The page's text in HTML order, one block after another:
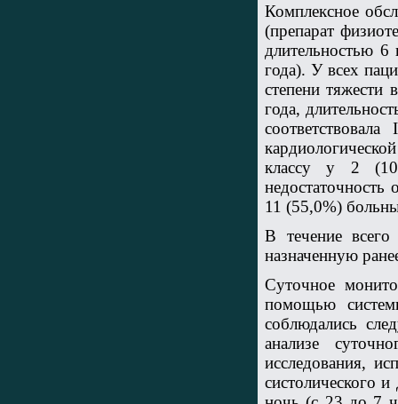
Комплексное
(препарат
длительностью
года). У всех
степени тяжести
года,
классу у 2
недостаточность
11 (55,0%)
В течение
назначенную
Суточное
помощью
соблюдались
анализе
исследования,
систолического